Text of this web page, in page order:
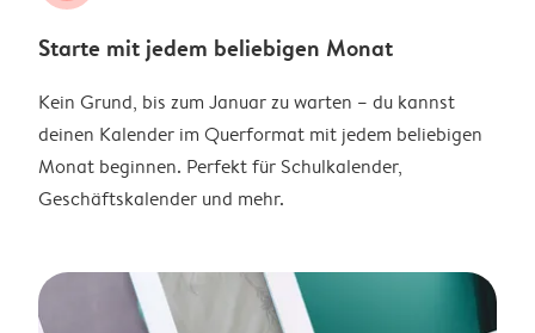
Starte mit jedem beliebigen Monat
Kein Grund, bis zum Januar zu warten – du kannst
deinen Kalender im Querformat mit jedem beliebigen
Monat beginnen. Perfekt für Schulkalender,
Geschäftskalender und mehr.